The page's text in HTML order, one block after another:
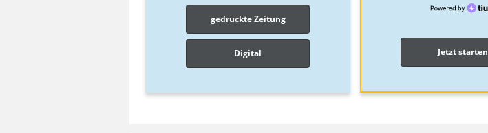
gedruckte Zeitung
Digital Jetzt starten